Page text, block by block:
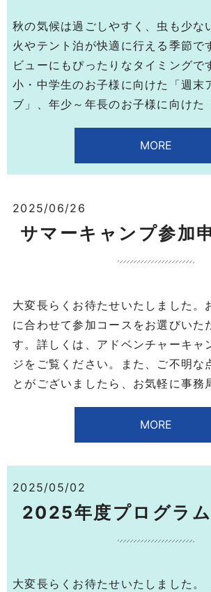
秋の気候は過ごしやすく、虫も少な
火やテント泊が快適に行える季節で
ビューにもぴったりなタイミングで
小・中学生のお子様に向けた「週末
ブ」、年少～年長のお子様に向け
MORE
2025/06/26
サマーキャンプ参加
大変長らくお待たせいたしました。
に合わせて参加コースをお選びいた
す。詳しくは、アドベンチャーキャ
ジをご覧ください。また、ご不明な
とがございましたら、お気軽に事
MORE
2025/05/02
2025年度プログラ
大変長らくお待たせいたしました。